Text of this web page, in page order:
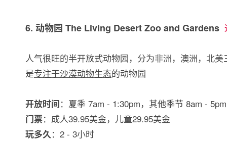
6. 动物园 The Living Desert Zoo and Gardens
人气很旺的半开放式动物园，分为非洲，澳洲，北美
是专注于沙漠动物生态的动物园
开放时间：夏季 7am - 1:30pm，其他季节 8am -
门票：成人39.95美金，儿童29.95美金
玩多久：2 - 3小时